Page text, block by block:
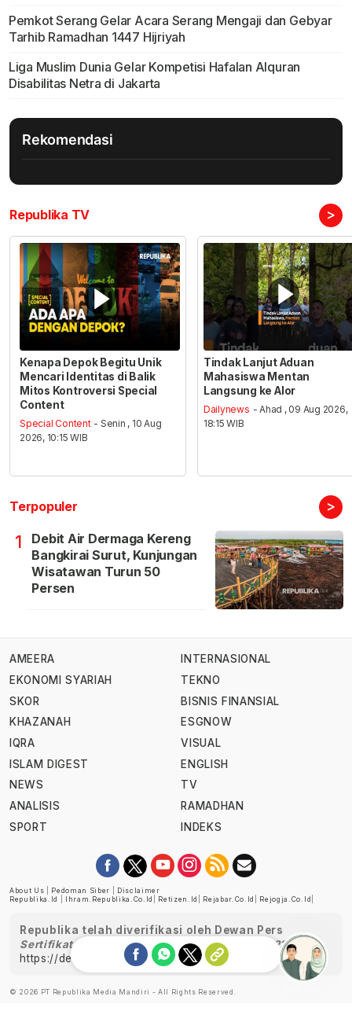
Pemkot Serang Gelar Acara Serang Mengaji dan Gebyar
Tarhib Ramadhan 1447 Hijriyah
Liga Muslim Dunia Gelar Kompetisi Hafalan Alquran
Disabilitas Netra di Jakarta
Rekomendasi
Republika TV >
Kenapa Depok Begitu Unik
Mencari Identitas di Balik
Mitos Kontroversi Special
Content
Special Content - Senin , 10 Aug
2026, 10:15 WIB
Tindak Lanjut Aduan
Mahasiswa Mentan
Langsung ke Alor
Dailynews - Ahad , 09 Aug 2026,
18:15 WIB
Terpopuler >
1
Debit Air Dermaga Kereng
Bangkirai Surut, Kunjungan
Wisatawan Turun 50
Persen
AMEERA
EKONOMI SYARIAH
SKOR
KHAZANAH
IQRA
ISLAM DIGEST
NEWS
ANALISIS
SPORT
INTERNASIONAL
TEKNO
BISNIS FINANSIAL
ESGNOW
VISUAL
ENGLISH
TV
RAMADHAN
INDEKS
About Us Pedoman Siber
Disclaimer
Republika.id
Ihram.republika.co.id Retizen.id Rejabar.co.id Rejogja.co.id
Republika telah diverifikasi oleh Dewan Pers
Sertifikat Nomor 1058/DP-Verifikasi/K/XII/2022
https://dewanpers.or.id/data/perusahaanpers
© 2026 PT Republika Media Mandiri - All Rights Reserved.